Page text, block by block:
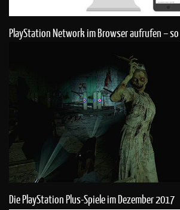
PlayStation Network im Browser aufrufen – so
Die PlayStation Plus-Spiele im Dezember 2017